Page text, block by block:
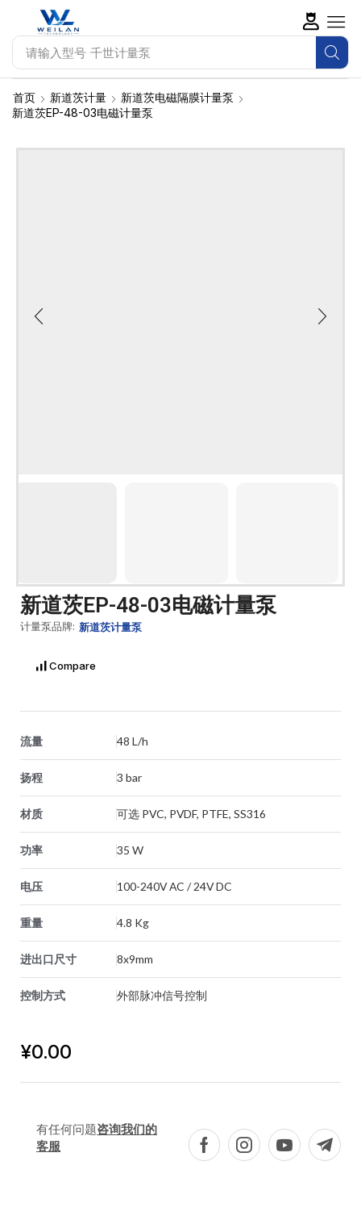
请输入型号 千世计量泵
首页 新道茨计量
新道茨电磁隔膜计量泵
新道茨EP-48-03电磁计量泵
新道茨EP-48-03电磁计量泵
计量泵品牌: 新道茨计量泵
Compare
流量 48 L/h
扬程 3 bar
材质 可选 PVC, PVDF, PTFE, SS316
功率 35 W
电压 100-240V AC / 24V DC
重量 4.8 Kg
进出口尺寸 8x9mm
控制方式 外部脉冲信号控制
¥0.00
有任何问题咨询我们的
客服